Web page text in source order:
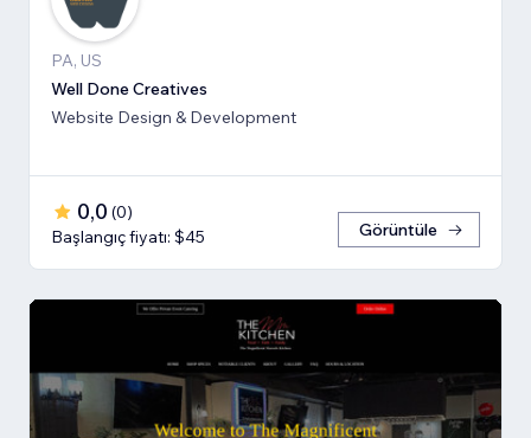
PA, US
Well Done Creatives
Website Design & Development
0,0 (0)
Başlangıç fiyatı: $45
Görüntüle